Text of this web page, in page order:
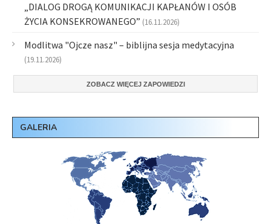
„DIALOG DROGĄ KOMUNIKACJI KAPŁANÓW I OSÓB
ŻYCIA KONSEKROWANEGO” (16.11.2026)
Modlitwa "Ojcze nasz" – biblijna sesja medytacyjna
(19.11.2026)
ZOBACZ WIĘCEJ ZAPOWIEDZI
GALERIA